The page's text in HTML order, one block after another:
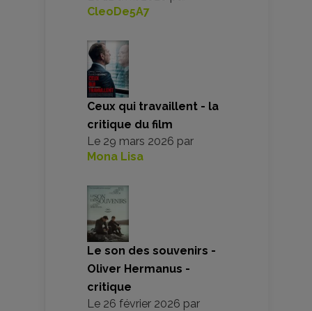
CleoDe5A7
Ceux qui travaillent - la
critique du film
Le 29 mars 2026 par
Mona Lisa
Le son des souvenirs -
Oliver Hermanus -
critique
Le 26 février 2026 par